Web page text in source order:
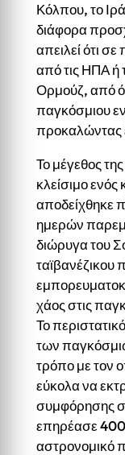
Κόλπου, το
διάφορα
απειλεί ότι
από τις ΗΠΑ ή
Ορμούζ, από
παγκόσμιου
προκαλώντας
Το μέγεθος
κλείσιμο ενός
αποδείχθηκε
ημερών
διώρυγα του
ταϊβανέζικου
χάος στις
Το
των
τρόπο με τον
εύκολα να
συμφόρησης
επηρέασε 400
αστρονομικό